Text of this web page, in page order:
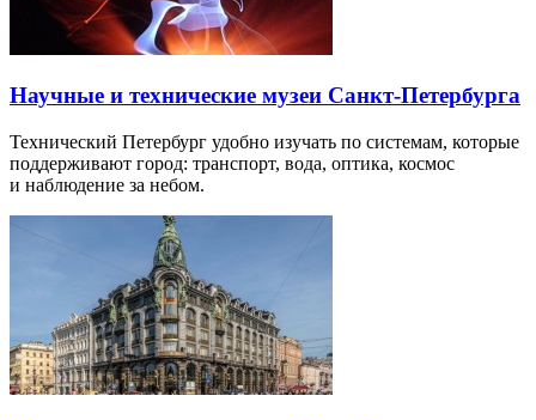
Научные и технические музеи Санкт-Петербурга
Технический Петербург удобно изучать по системам, которые
поддерживают город: транспорт, вода, оптика, космос
и наблюдение за небом.